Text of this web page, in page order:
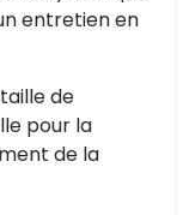
entretien en
de
pour la
de la